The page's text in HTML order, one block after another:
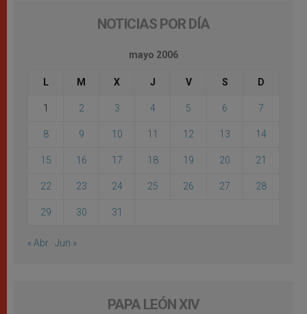
NOTICIAS POR DÍA
mayo 2006
L M X J V S D
1 2 3 4 5 6 7
8 9 10 11 12 13 14
15 16 17 18 19 20 21
22 23 24 25 26 27 28
29 30 31
« Abr Jun »
PAPA LEÓN XIV